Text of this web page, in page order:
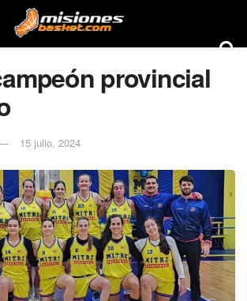
provincial
15 julio, 2024